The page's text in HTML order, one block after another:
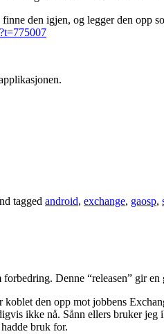
den igjen, og legger den opp
tagged android, exchange, gaosp,
Denne “releasen” gir
den opp mot jobbens
ikke nå. Sånn ellers bruker
bruk for.